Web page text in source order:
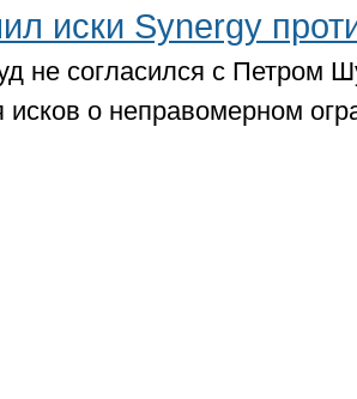
иски Synergy
не согласился с Петром
исков о неправомерном